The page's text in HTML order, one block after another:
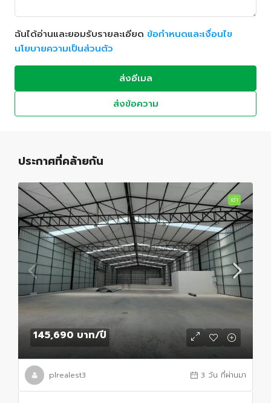
ฉันได้อ่านและยอมรับรายละเอียด ข้อกำหนดและเงื่อนไข
นโยบายความเป็นส่วนตัว
ส่งอีเมล
ส่งข้อความ
ประกาศที่คล้ายกัน
เช่า
145,690 บาท/ปี
plrealest3 3 วัน ที่ผ่านมา